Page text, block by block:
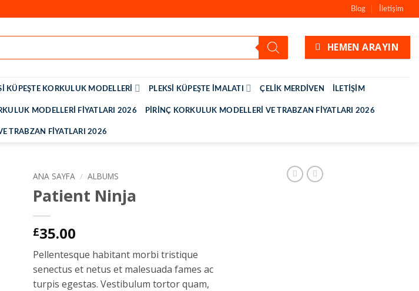
Blog İletişim
HEMEN ARAYIN
KÜPEŞTE KORKULUK MODELLERI PLEKSI KÜPEŞTE İMALATI ÇELIK MERDIVEN İLETIŞIM
MODELLERI FIYATLARI 2026 PIRINÇ KORKULUK MODELLERI VE TRABZAN FIYATLARI 2026
TRABZAN FIYATLARI 2026
ANA SAYFA / ALBUMS
Patient Ninja
£35.00
Pellentesque habitant morbi tristique
senectus et netus et malesuada fames ac
turpis egestas. Vestibulum tortor quam,